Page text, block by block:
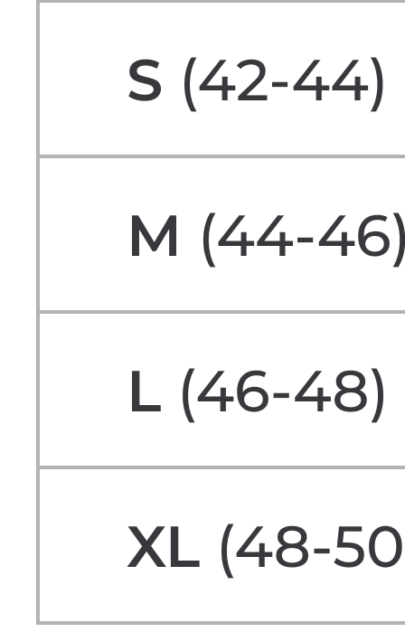
НОВИНКИ
ТРУСЫ
ПОЛУЧИТЬ СКИДКУ -10%
Подпишитесь на новостную рассылку и получите скидку
СКИДКА -10% НА ПЕРВЫЙ ЗАКАЗ